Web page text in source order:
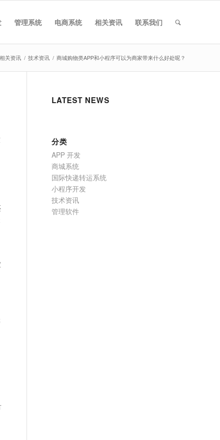
管理系统 电商系统 相关资讯 联系我们
相关资讯 / 技术资讯 / 商城购物类APP和小程序可以为商家带来什么好处呢？
LATEST NEWS
分类
APP 开发
商城系统
国际快递转运系统
小程序开发
技术资讯
管理软件